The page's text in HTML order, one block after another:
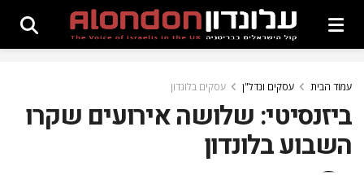
עמוד הבית עסקים ונדל"ן עסקים בלונדון
ביזנסיטי: שלושה אירועים שקרו
השבוע בלונדון